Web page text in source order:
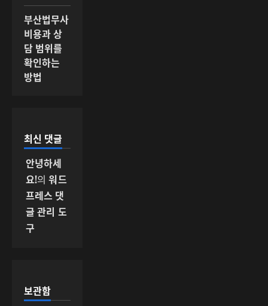
부산법무사
비용과 상
담 범위를
확인하는
방법
최신 댓글
안녕하세
요!의워드
프레스 댓
글 관리 도
구
보관함